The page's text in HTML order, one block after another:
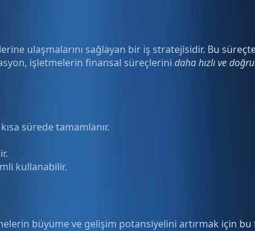
ulaşmalarını sağlayan bir iş stratejisidir. Bu
işletmelerin finansal süreçlerini daha hızlı ve
sürede tamamlanır.
kullanabilir.
büyüme ve gelişim potansiyelini artırmak için bu